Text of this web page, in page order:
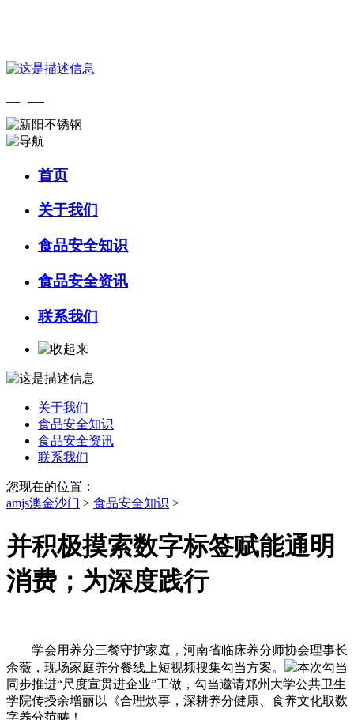
首页
关于我们
食品安全知识
食品安全资讯
联系我们
关于我们
食品安全知识
食品安全资讯
联系我们
您现在的位置：
amjs澳金沙门 > 食品安全知识 >
并积极摸索数字标签赋能通明
消费；为深度践行
学会用养分三餐守护家庭，河南省临床养分师协会理事长
余薇，现场家庭养分餐线上短视频搜集勾当方案。
本次勾当
同步推进“尺度宣贯进企业”工做，勾当邀请郑州大学公共卫生
学院传授余增丽以《合理炊事，深耕养分健康、食养文化取数